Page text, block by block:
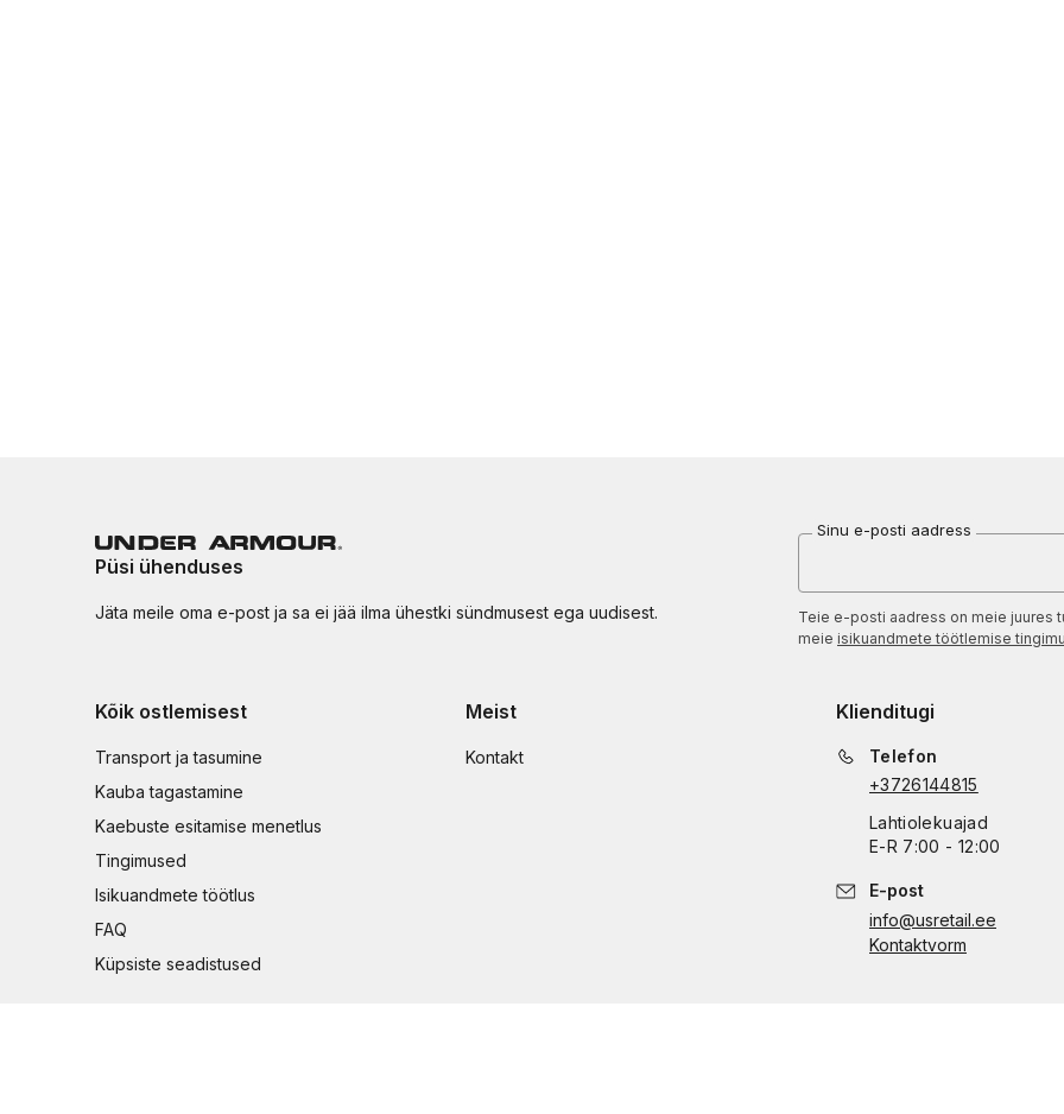
Püsi ühenduses
Jäta meile oma e-post ja sa ei jää ilma ühestki sündmusest ega uudisest.
Sinu e-posti aadress
Teie e-posti aadress on meie juures
meie isikuandmete töötlemise
Kõik ostlemisest
Transport ja tasumine
Kauba tagastamine
Kaebuste esitamise menetlus
Tingimused
Isikuandmete töötlus
FAQ
Küpsiste seadistused
Meist
Kontakt
Klienditugi
Telefon
+3726144815
Lahtiolekuajad
E-R 7:00 - 12:00
E-post
info@usretail.ee
Kontaktvorm